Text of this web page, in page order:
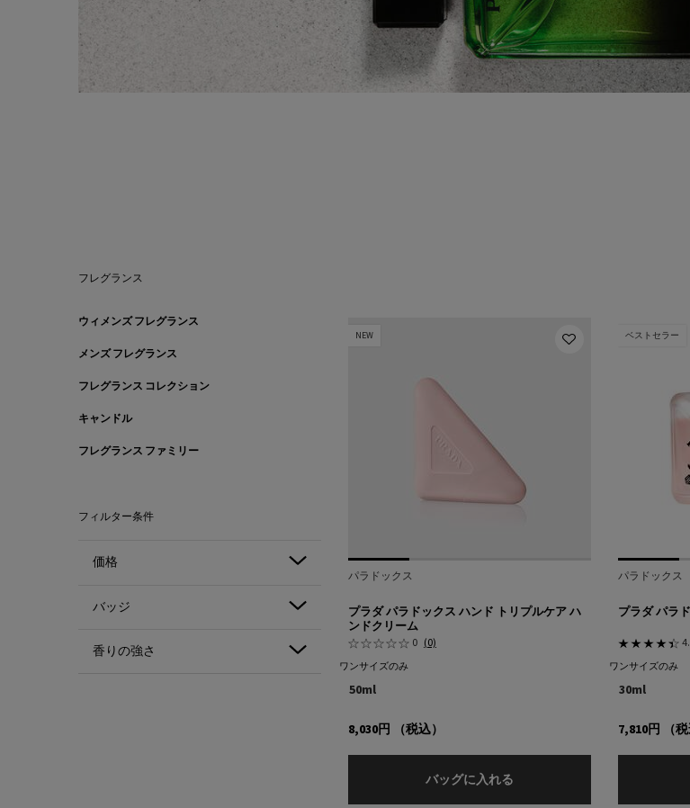
フレグランス
フレグランス
ウィメンズ フレグランス
メンズ フレグランス
フレグランス コレクション
キャンドル
フレグランス ファミリー
フィルター条件
価格
バッジ
香りの強さ
NEW
パラドックス
プラダ パラドックス ハンド トリプルケア ハ
ンドクリーム
0 (0)
ワンサイズのみ
50ml
8,030円 （税込）
バッグに入れる プラダ パラドックス ハンド
ベストセラー
パラドックス
プラダ パラ
ワンサイズのみ
30ml
7,810円 （